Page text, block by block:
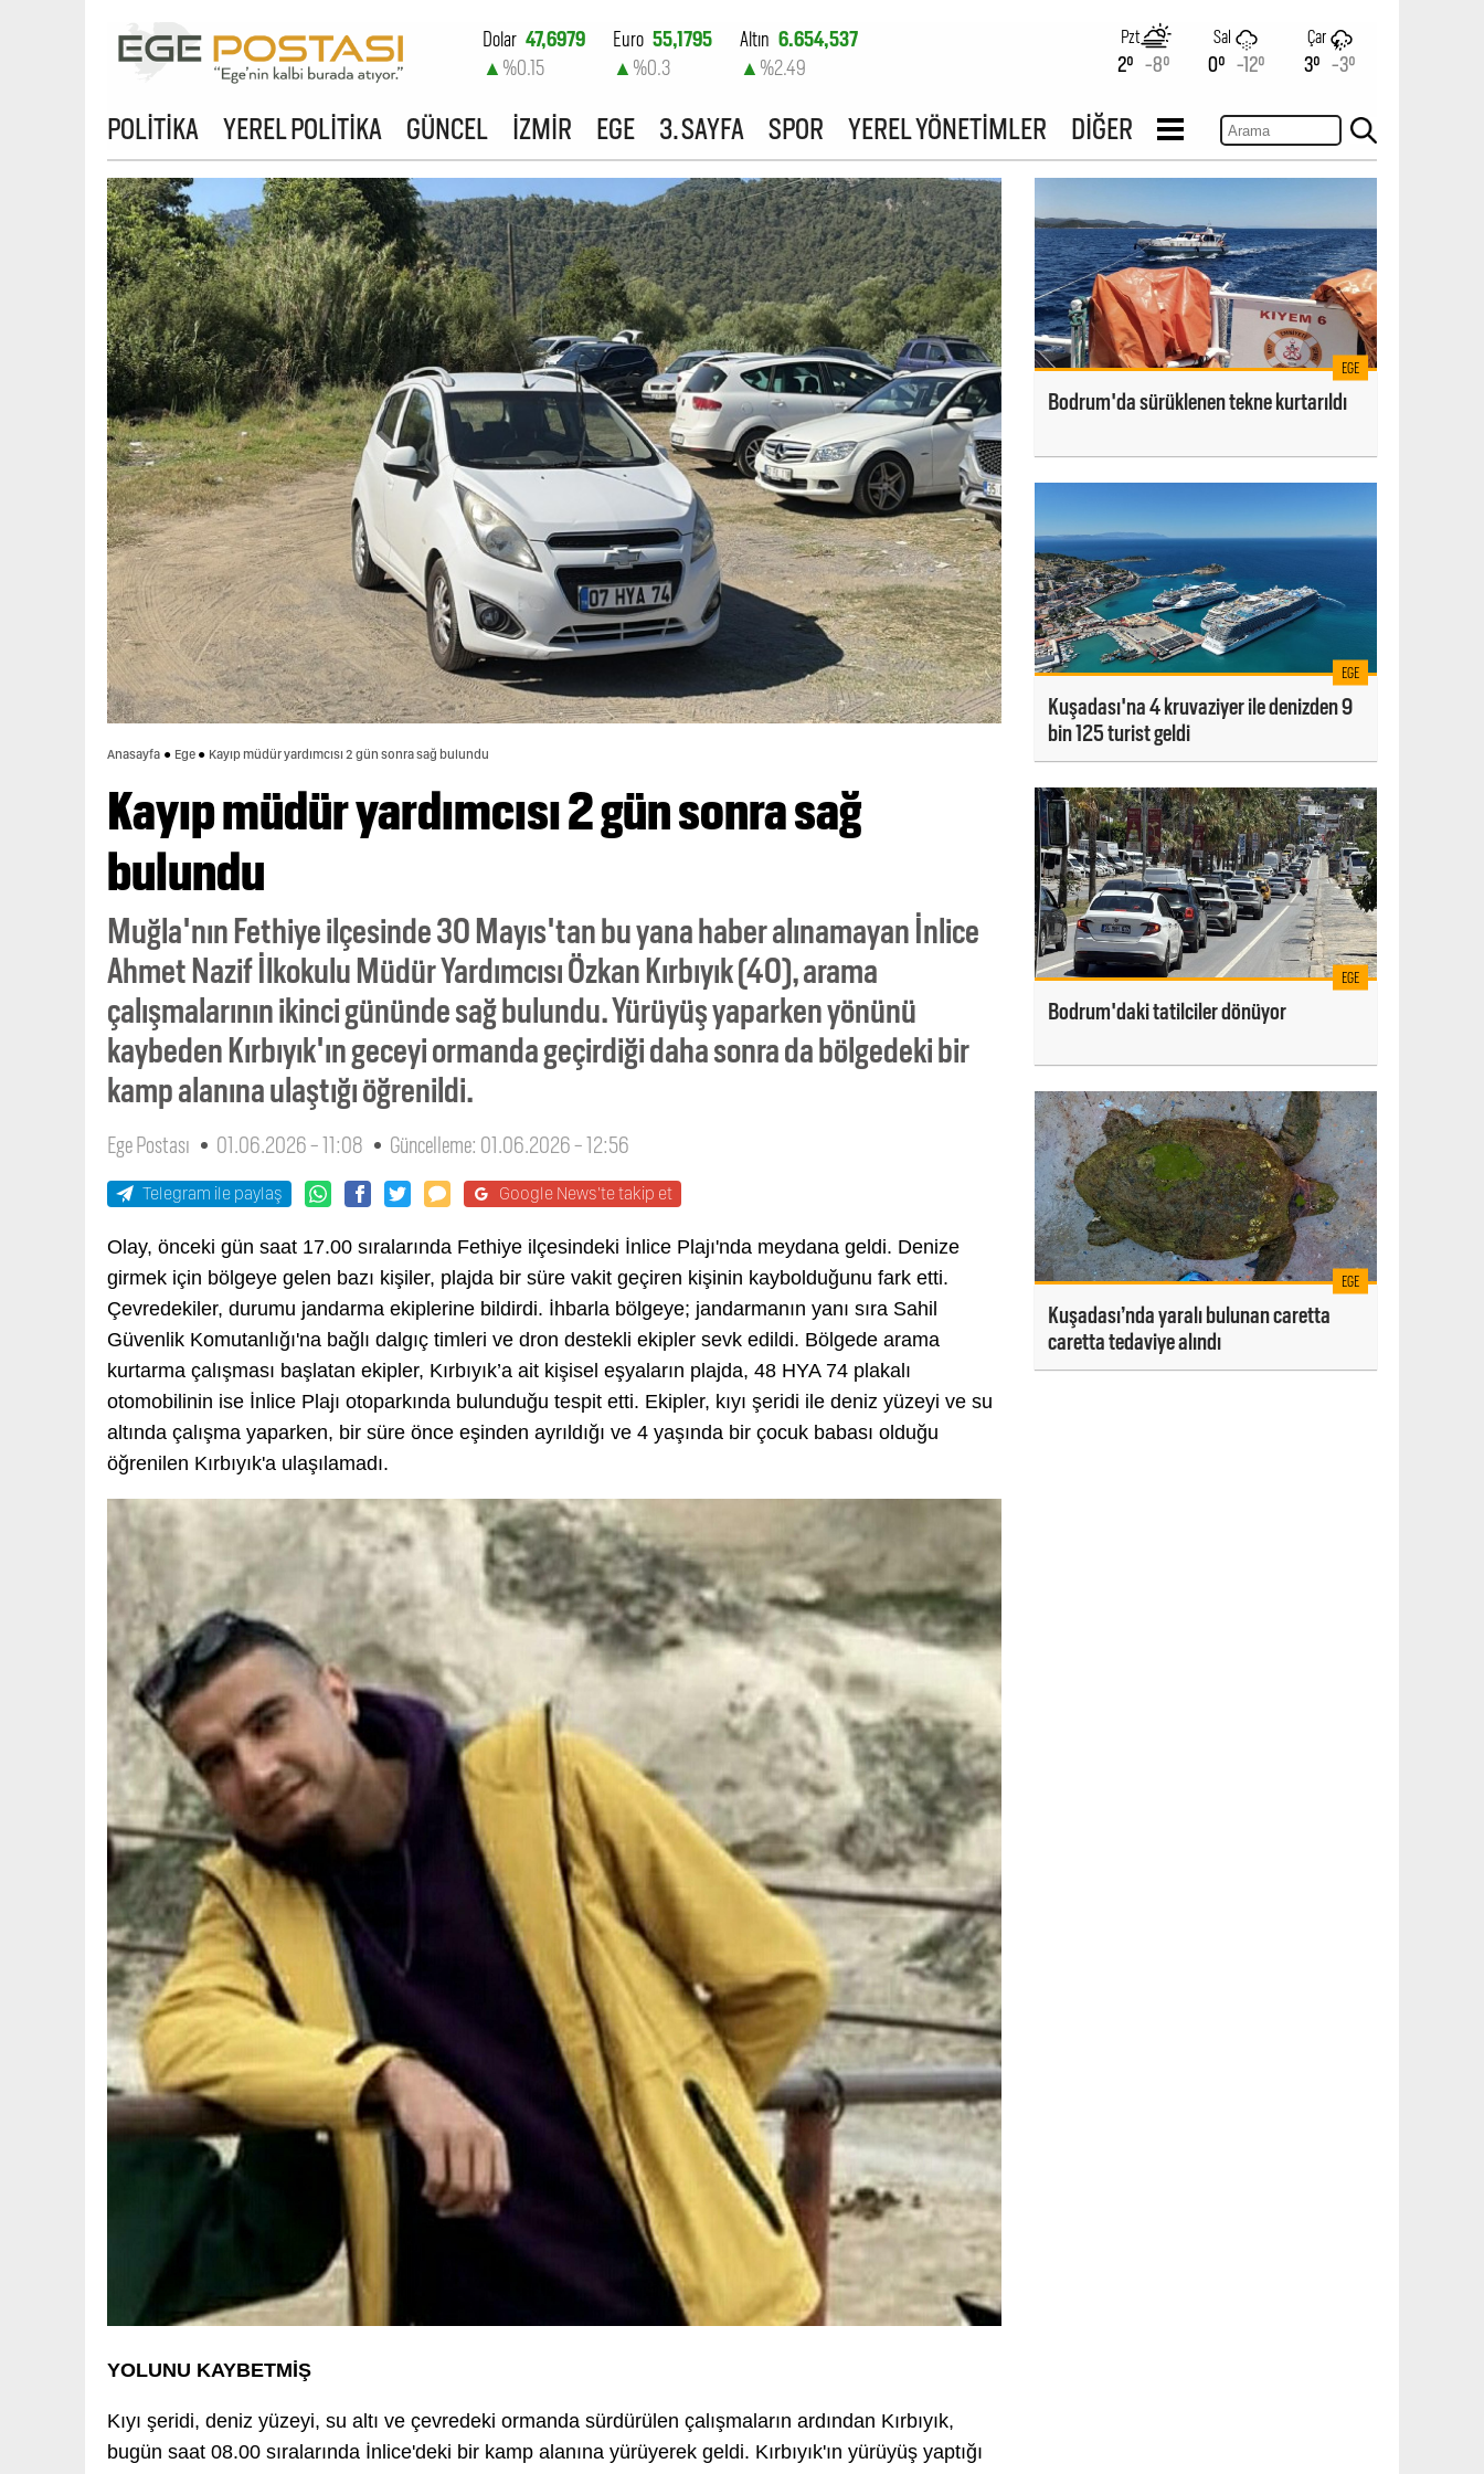
Dolar 47,6979
▲ %0.15
Euro 55,1795
▲ %0.3
Altın 6.654,537
▲ %2.49
%-0.14
Pzt
2° -8°
Sal
0° -12°
Çar
3° -3°
POLİTİKA YEREL POLİTİKA GÜNCEL İZMİR EGE 3. SAYFA SPOR YEREL YÖNETİMLER DİĞER
Anasayfa Ege Kayıp müdür yardımcısı 2 gün sonra sağ bulundu
Kayıp müdür yardımcısı 2 gün sonra sağ
bulundu
Muğla'nın Fethiye ilçesinde 30 Mayıs'tan bu yana haber alınamayan İnlice
Ahmet Nazif İlkokulu Müdür Yardımcısı Özkan Kırbıyık (40), arama
çalışmalarının ikinci gününde sağ bulundu. Yürüyüş yaparken yönünü
kaybeden Kırbıyık'ın geceyi ormanda geçirdiği daha sonra da bölgedeki bir
kamp alanına ulaştığı öğrenildi.
Ege Postası 01.06.2026 - 11:08 Güncelleme: 01.06.2026 - 12:56
Telegram ile paylaş Google News'te takip et
Olay, önceki gün saat 17.00 sıralarında Fethiye ilçesindeki İnlice Plajı'nda meydana geldi. Denize
girmek için bölgeye gelen bazı kişiler, plajda bir süre vakit geçiren kişinin kaybolduğunu fark etti.
Çevredekiler, durumu jandarma ekiplerine bildirdi. İhbarla bölgeye; jandarmanın yanı sıra Sahil
Güvenlik Komutanlığı'na bağlı dalgıç timleri ve dron destekli ekipler sevk edildi. Bölgede arama
kurtarma çalışması başlatan ekipler, Kırbıyık’a ait kişisel eşyaların plajda, 48 HYA 74 plakalı
otomobilinin ise İnlice Plajı otoparkında bulunduğu tespit etti. Ekipler, kıyı şeridi ile deniz yüzeyi ve su
altında çalışma yaparken, bir süre önce eşinden ayrıldığı ve 4 yaşında bir çocuk babası olduğu
öğrenilen Kırbıyık'a ulaşılamadı.
YOLUNU KAYBETMİŞ
Kıyı şeridi, deniz yüzeyi, su altı ve çevredeki ormanda sürdürülen çalışmaların ardından Kırbıyık,
bugün saat 08.00 sıralarında İnlice'deki bir kamp alanına yürüyerek geldi. Kırbıyık'ın yürüyüş yaptığı
EGE
Bodrum'da sürüklenen tekne kurtarıldı
EGE
Kuşadası'na 4 kruvaziyer ile denizden 9
bin 125 turist geldi
EGE
Bodrum'daki tatilciler dönüyor
EGE
Kuşadası’nda yaralı bulunan caretta
caretta tedaviye alındı